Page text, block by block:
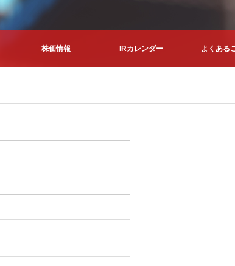
株価情報 IRカレンダー よくある